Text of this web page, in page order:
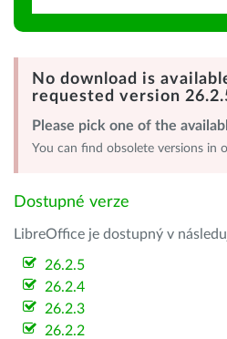
No download is
requested version
Please pick one of the
You can find obsolete versions in
Dostupné verze
LibreOffice je dostupný v
26.2.5
26.2.4
26.2.3
26.2.2